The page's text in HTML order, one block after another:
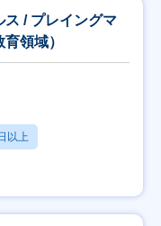
ス / プレイングマ
領域）
以上